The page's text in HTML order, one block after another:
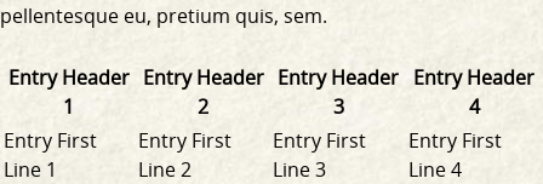
pellentesque eu, pretium quis, sem.
Entry Header
1
Entry Header
2
Entry Header
3
Entry Header
4
Entry First
Line 1
Entry First
Line 2
Entry First
Line 3
Entry First
Line 4